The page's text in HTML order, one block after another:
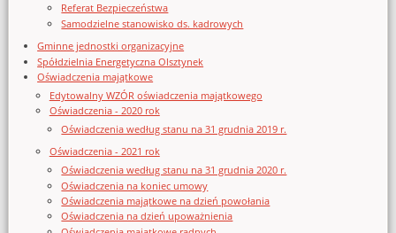
Referat Bezpieczeństwa
Samodzielne stanowisko ds. kadrowych
Gminne jednostki organizacyjne
Spółdzielnia Energetyczna Olsztynek
Oświadczenia majątkowe
Edytowalny WZÓR oświadczenia majątkowego
Oświadczenia - 2020 rok
Oświadczenia według stanu na 31 grudnia 2019 r.
Oświadczenia - 2021 rok
Oświadczenia według stanu na 31 grudnia 2020 r.
Oświadczenia na koniec umowy
Oświadczenia majątkowe na dzień powołania
Oświadczenia na dzień upoważnienia